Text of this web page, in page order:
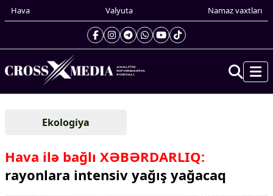
Hava Valyuta Namaz vaxtları
Gündəm
Xarici xəbərlər
Cənubi Qafqaz
Ekologiya
Hava ilə bağlı XƏBƏRDARLIQ:
rayonlara intensiv yağış yağacaq